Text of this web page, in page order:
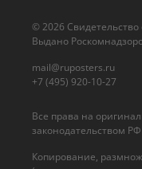
Все права на
законодательством РФ
Копирование,
© 2026
Выдано
mail@ruposters.ru
+7 (495) 920-10-27